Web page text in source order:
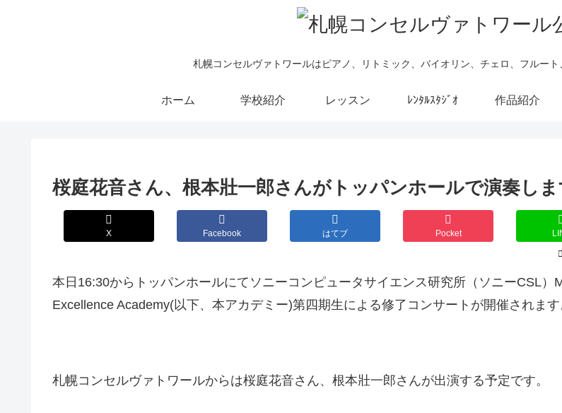
札幌コンセルヴァトワールはピアノ、リトミック、バイオリン、チェロ、フルート
ホーム 学校紹介 レッスン ﾚﾝﾀﾙｽﾀｼﾞｵ 作品紹介
桜庭花音さん、根本壯一郎さんがトッパンホールで演奏しま
X Facebook はてブ Pocket
本日16:30からトッパンホールにてソニーコンピュータサイエンス研究所（ソニーCSL）
Excellence Academy(以下、本アカデミー)第四期生による修了コンサートが開催されます
札幌コンセルヴァトワールからは桜庭花音さん、根本壯一郎さんが出演する予定です。